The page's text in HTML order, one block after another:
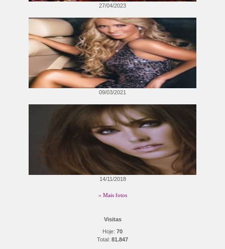
27/04/2023
09/03/2021
14/11/2018
« Mais fotos
Visitas
Hoje: 70
Total: 81.847